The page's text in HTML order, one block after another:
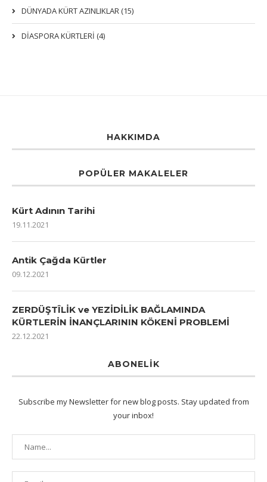
DÜNYADA KÜRT AZINLIKLAR (15)
DİASPORA KÜRTLERİ (4)
HAKKIMDA
POPÜLER MAKALELER
Kürt Adının Tarihi
19.11.2021
Antik Çağda Kürtler
09.12.2021
ZERDÜŞTÎLİK ve YEZİDİLİK BAĞLAMINDA
KÜRTLERİN İNANÇLARININ KÖKENİ PROBLEMİ
22.12.2021
ABONELIK
Subscribe my Newsletter for new blog posts. Stay updated from
your inbox!